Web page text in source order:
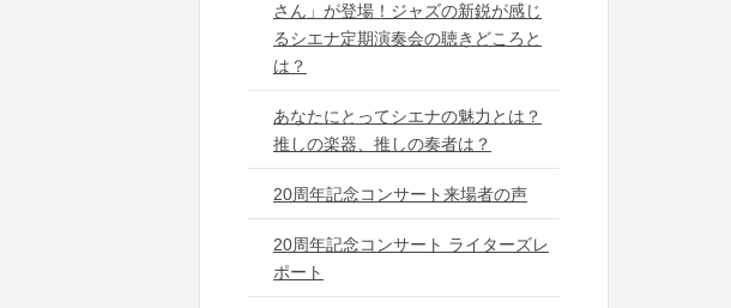
さん」が登場！ジャズの新鋭が感じ
るシエナ定期演奏会の聴きどころと
は？
あなたにとってシエナの魅力とは？
推しの楽器、推しの奏者は？
20周年記念コンサート来場者の声
20周年記念コンサート ライターズレ
ポート